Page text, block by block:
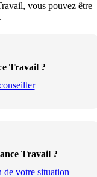
vous pouvez être
Travail ?
Travail ?
de votre situation